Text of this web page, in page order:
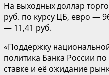
На выходных доллар
руб. по курсу ЦБ, евро —
— 11,41 руб.
«Поддержку
политика Банка России
ставке и её ожидание